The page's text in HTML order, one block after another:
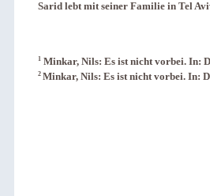
Sarid lebt mit seiner Familie in Tel
1 Minkar, Nils: Es ist nicht vorbei. In:
2 Minkar, Nils: Es ist nicht vorbei. In: